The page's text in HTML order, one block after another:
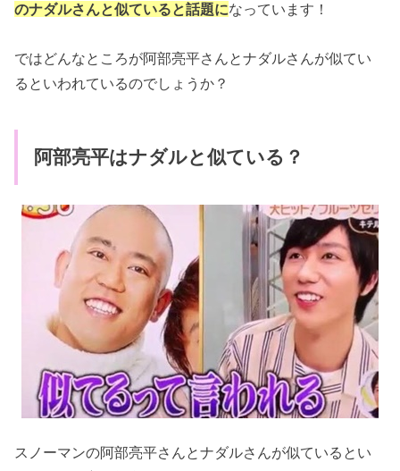
のナダルさんと似ていると話題になっています！
ではどんなところが阿部亮平さんとナダルさんが似てい
るといわれているのでしょうか？
阿部亮平はナダルと似ている？
スノーマンの阿部亮平さんとナダルさんが似ているとい